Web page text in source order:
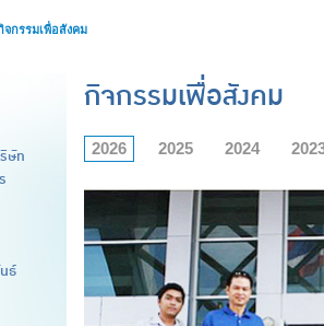
จกรรมเพื่อสังคม
ษัท
ธ์
กิจกรรมเพื่อสังคม
2026 2025 2024